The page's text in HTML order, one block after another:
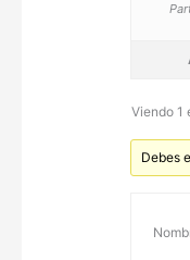
Viendo 1
Debes